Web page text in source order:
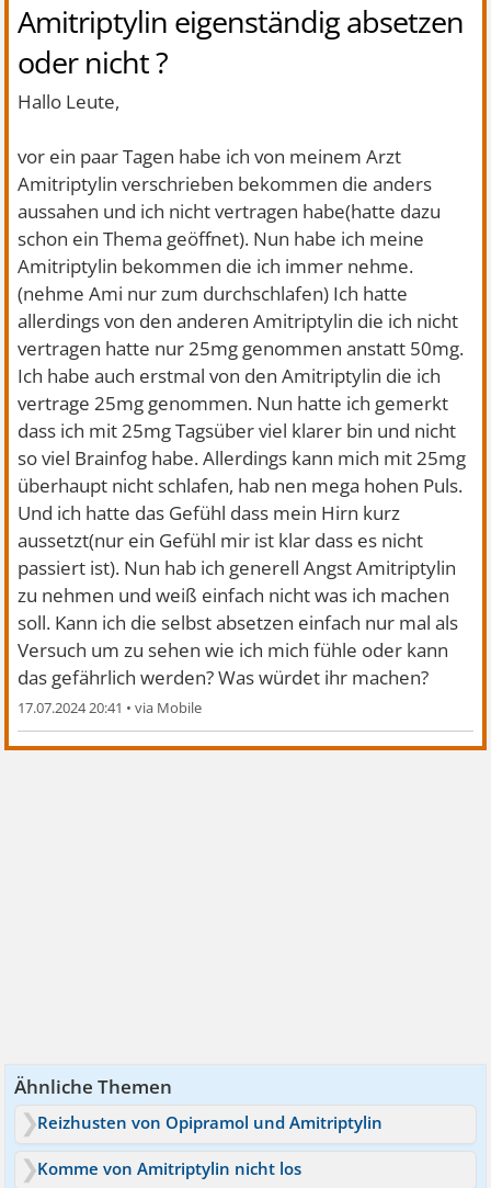
Amitriptylin eigenständig absetzen
oder nicht ?
Hallo Leute,
vor ein paar Tagen habe ich von meinem Arzt
Amitriptylin verschrieben bekommen die anders
aussahen und ich nicht vertragen habe(hatte dazu
schon ein Thema geöffnet). Nun habe ich meine
Amitriptylin bekommen die ich immer nehme.
(nehme Ami nur zum durchschlafen) Ich hatte
allerdings von den anderen Amitriptylin die ich nicht
vertragen hatte nur 25mg genommen anstatt 50mg.
Ich habe auch erstmal von den Amitriptylin die ich
vertrage 25mg genommen. Nun hatte ich gemerkt
dass ich mit 25mg Tagsüber viel klarer bin und nicht
so viel Brainfog habe. Allerdings kann mich mit 25mg
überhaupt nicht schlafen, hab nen mega hohen Puls.
Und ich hatte das Gefühl dass mein Hirn kurz
aussetzt(nur ein Gefühl mir ist klar dass es nicht
passiert ist). Nun hab ich generell Angst Amitriptylin
zu nehmen und weiß einfach nicht was ich machen
soll. Kann ich die selbst absetzen einfach nur mal als
Versuch um zu sehen wie ich mich fühle oder kann
das gefährlich werden? Was würdet ihr machen?
17.07.2024 20:41 •
Ähnliche Themen
Reizhusten von Opipramol und Amitriptylin
Komme von Amitriptylin nicht los